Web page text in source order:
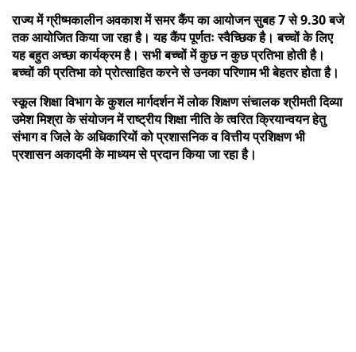
राज्य में ग्रीष्मकालीन अवकाश में समर कैंप का आयोजन सुबह 7 से 9.30 बजे
तक आयोजित किया जा रहा है। यह कैंप पूर्णतः स्वैच्छिक है। बच्चों के लिए
यह बहुत अच्छा कार्यक्रम है। सभी बच्चों में कुछ न कुछ प्रतिभा होती है।
बच्चों की प्रतिभा को प्रोत्साहित करने से उनका परिणाम भी बेहतर होता है।
स्कूल शिक्षा विभाग के कुशल मार्गदर्शन में लोक शिक्षण संचालक श्रीमती दिव्या
उमेश मिश्रा के संयोजन में राष्ट्रीय शिक्षा नीति के त्वरित क्रियान्वयन हेतु
संभाग व जिले के अधिकारियों को प्रशासनिक व वित्तीय प्रशिक्षण भी
प्रशासन अकादमी के माध्यम से प्रदान किया जा रहा है।